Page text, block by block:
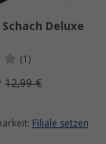
Deluxe
(1)
12,99 €
Filiale setzen